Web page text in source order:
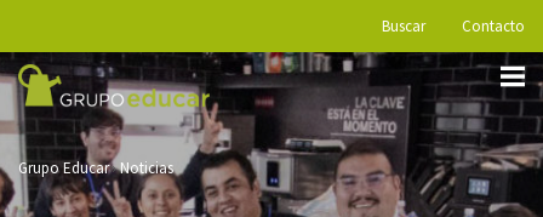
Buscar Contacto
Grupo Educar Noticias